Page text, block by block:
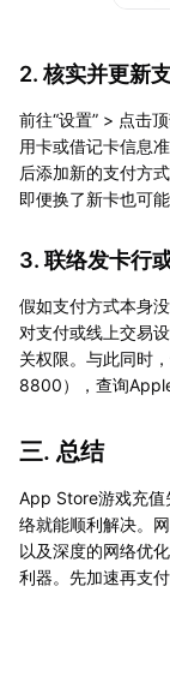
2. 核实并更新
前往“设置” > 点击
用卡或借记卡信息
后添加新的支付方
即便换了新卡也可能
3. 联络发卡行
假如支付方式本身
对支付或线上交易
关权限。与此同时
8800），查询
三. 总结
App Store游戏充值
络就能顺利解决。
以及深度的网络优
利器。先加速再支